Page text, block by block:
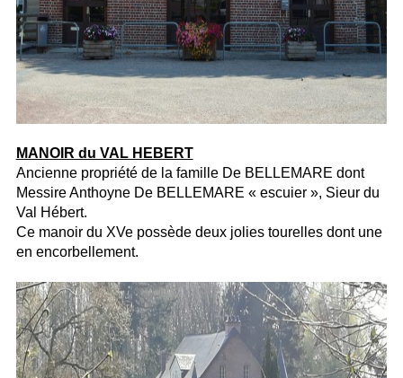
MANOIR du VAL HEBERT
Ancienne propriété de la famille De BELLEMARE dont
Messire Anthoyne De BELLEMARE « escuier », Sieur du
Val Hébert.
Ce manoir du XVe possède deux jolies tourelles dont une
en encorbellement.